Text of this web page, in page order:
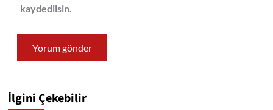
kaydedilsin.
İlgini Çekebilir